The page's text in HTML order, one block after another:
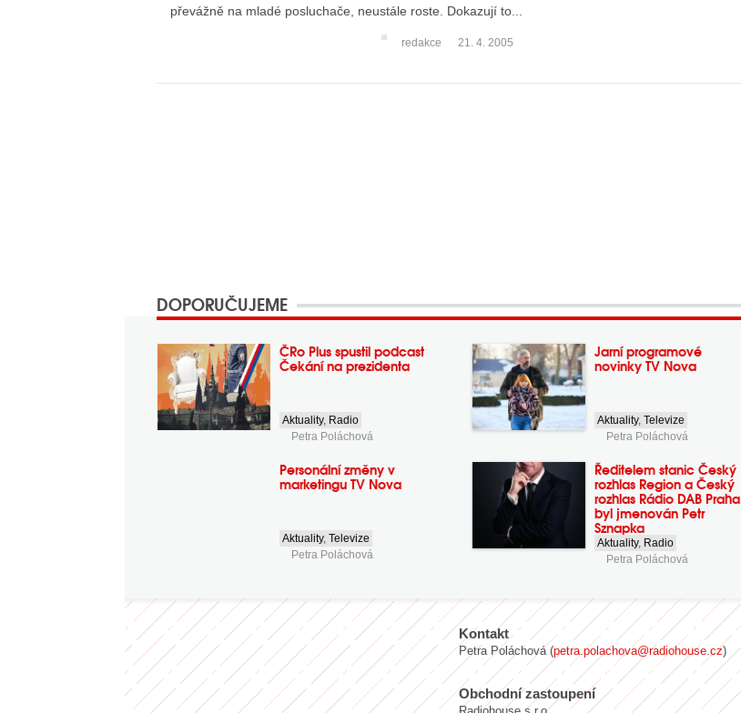
převážně na mladé posluchače, neustále roste. Dokazují to...
redakce 21. 4. 2005
DOPORUČUJEME
ČRo Plus spustil podcast
Čekání na prezidenta
Aktuality, Radio
Petra Poláchová
Jarní programové
novinky TV Nova
Aktuality,Televize
Petra Poláchová
Personální změny v
marketingu TV Nova
Aktuality,Televize
Petra Poláchová
Ředitelem stanic Český
rozhlas Region a Český
rozhlas Rádio DAB Praha
byl jmenován Petr
Sznapka
Aktuality, Radio
Petra Poláchová
Kontakt
Petra Poláchová (petra.polachova@radiohouse.cz)
Obchodní zastoupení